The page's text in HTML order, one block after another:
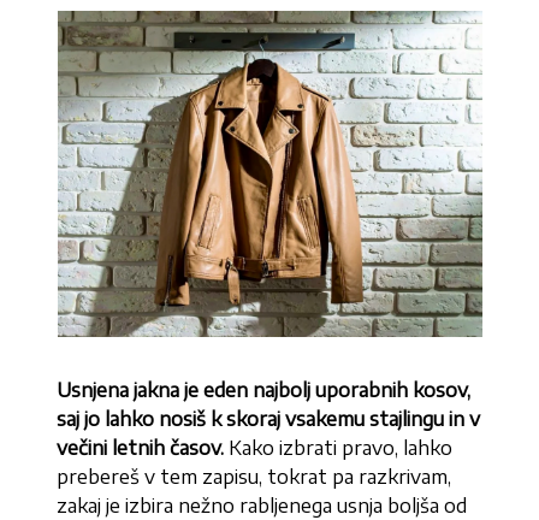
Usnjena jakna je eden najbolj uporabnih kosov,
saj jo lahko nosiš k skoraj vsakemu stajlingu in v
večini letnih časov. Kako izbrati pravo, lahko
prebereš v tem zapisu, tokrat pa razkrivam,
zakaj je izbira nežno rabljenega usnja boljša od